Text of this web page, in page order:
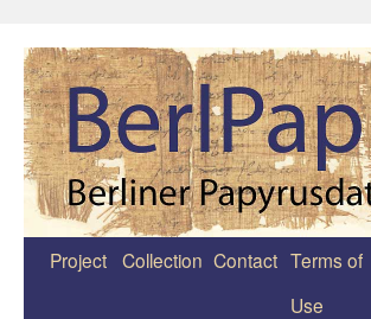
Zum
Project Collection Contact Terms of
Use